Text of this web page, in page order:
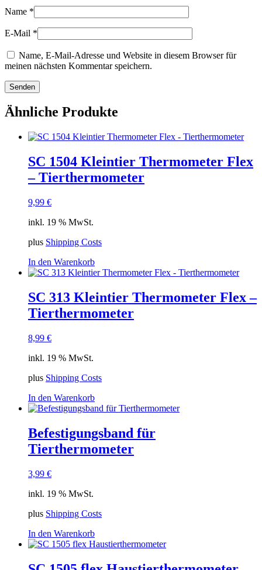
Name *
E-Mail *
Name, E-Mail-Adresse und Website in diesem Browser für
meinen nächsten Kommentar speichern.
Ähnliche Produkte
SC 1504 Kleintier Thermometer Flex
– Tierthermometer
9,99 €
inkl. 19 % MwSt.
plus Shipping Costs
In den Warenkorb
SC 313 Kleintier Thermometer Flex –
Tierthermometer
8,99 €
inkl. 19 % MwSt.
plus Shipping Costs
In den Warenkorb
Befestigungsband für
Tierthermometer
3,99 €
inkl. 19 % MwSt.
plus Shipping Costs
In den Warenkorb